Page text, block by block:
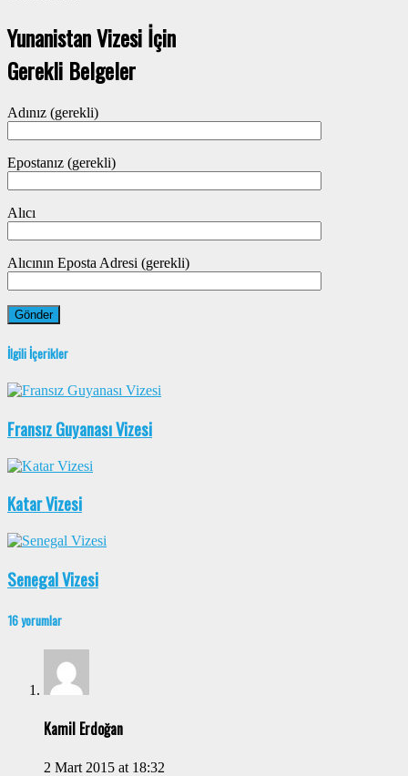
Yunanistan Vizesi İçin
Gerekli Belgeler
Adınız (gerekli)
Epostanız (gerekli)
Alıcı
Alıcının Eposta Adresi (gerekli)
İlgili İçerikler
Fransız Guyanası Vizesi
Katar Vizesi
Senegal Vizesi
16 yorumlar
Kamil Erdoğan
2 Mart 2015 at 18:32